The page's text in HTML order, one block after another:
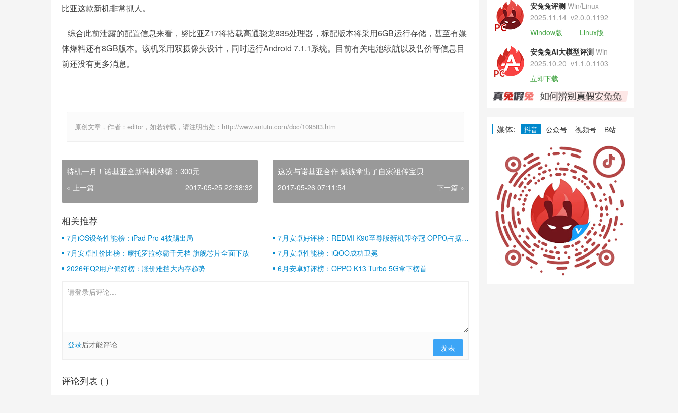
比亚这款新机非常抓人。
综合此前泄露的配置信息来看，努比亚Z17将搭载高通骁龙835处理器，标配版本将采用6GB运行存储，甚至有媒
体爆料还有8GB版本。该机采用双摄像头设计，同时运行Android 7.1.1系统。目前有关电池续航以及售价等信息目
前还没有更多消息。
原创文章，作者：editor，如若转载，请注明出处：http://www.antutu.com/doc/109583.htm
待机一月！诺基亚全新神机秒罄：300元
« 上一篇 2017-05-25 22:38:32
这次与诺基亚合作 魅族拿出了自家祖传宝贝
2017-05-26 07:11:54 下一篇 »
相关推荐
7月iOS设备性能榜：iPad Pro 4被踢出局
7月安卓好评榜：REDMI K90至尊版新机即夺冠 OPPO占据半
壁江山
7月安卓性价比榜：摩托罗拉称霸千元档 旗舰芯片全面下放
7月安卓性能榜：iQOO成功卫冕
2026年Q2用户偏好榜：涨价难挡大内存趋势
6月安卓好评榜：OPPO K13 Turbo 5G拿下榜首
登录后才能评论 发表
评论列表 ( )
安兔兔评测 Win/Linux
2025.11.14 v2.0.0.1192
Window版
Linux版
安兔兔AI大模型评测 Win
2025.10.20 v1.1.0.1103
立即下载
媒体: 抖音 公众号 视频号 B站